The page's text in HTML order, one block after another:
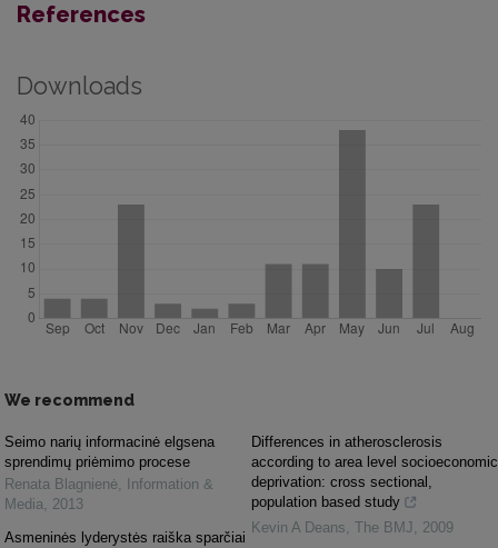
References
Downloads
We recommend
Seimo narių informacinė elgsena
sprendimų priėmimo procese
Renata Blagnienė,
Information &
Media, 2013
Asmeninės lyderystės raiška sparčiai
Differences in atherosclerosis
according to area level socioeconomic
deprivation: cross sectional,
population based study
Kevin A Deans, The BMJ, 2009